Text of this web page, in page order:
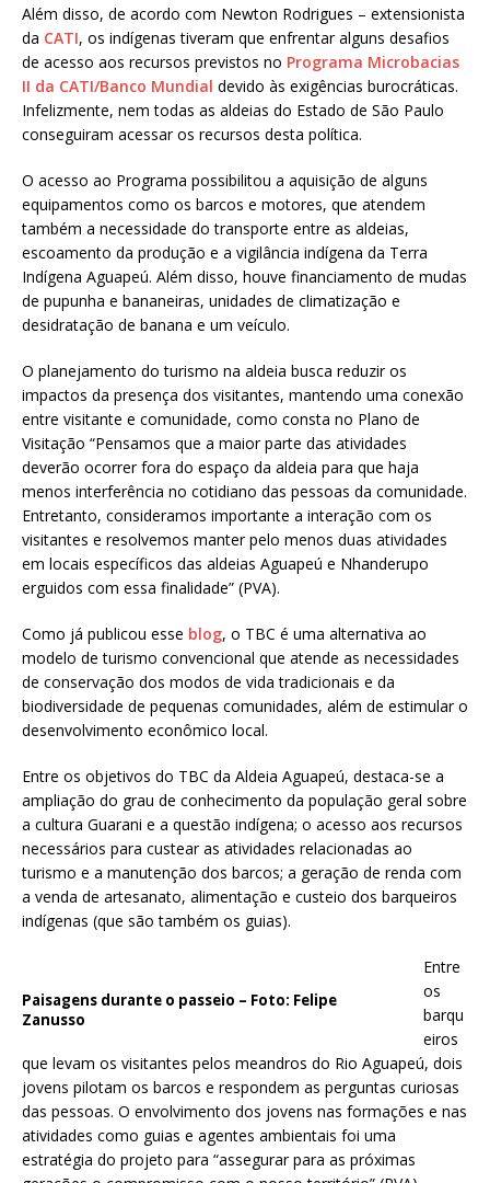
Além disso, de acordo com Newton Rodrigues – extensionista
da CATI, os indígenas tiveram que enfrentar alguns desafios
de acesso aos recursos previstos no Programa Microbacias
II da CATI/Banco Mundial devido às exigências burocráticas.
Infelizmente, nem todas as aldeias do Estado de São Paulo
conseguiram acessar os recursos desta política.
O acesso ao Programa possibilitou a aquisição de alguns
equipamentos como os barcos e motores, que atendem
também a necessidade do transporte entre as aldeias,
escoamento da produção e a vigilância indígena da Terra
Indígena Aguapeú. Além disso, houve financiamento de mudas
de pupunha e bananeiras, unidades de climatização e
desidratação de banana e um veículo.
O planejamento do turismo na aldeia busca reduzir os
impactos da presença dos visitantes, mantendo uma conexão
entre visitante e comunidade, como consta no Plano de
Visitação “Pensamos que a maior parte das atividades
deverão ocorrer fora do espaço da aldeia para que haja
menos interferência no cotidiano das pessoas da comunidade.
Entretanto, consideramos importante a interação com os
visitantes e resolvemos manter pelo menos duas atividades
em locais específicos das aldeias Aguapeú e Nhanderupo
erguidos com essa finalidade” (PVA).
Como já publicou esse blog, o TBC é uma alternativa ao
modelo de turismo convencional que atende as necessidades
de conservação dos modos de vida tradicionais e da
biodiversidade de pequenas comunidades, além de estimular o
desenvolvimento econômico local.
Entre os objetivos do TBC da Aldeia Aguapeú, destaca-se a
ampliação do grau de conhecimento da população geral sobre
a cultura Guarani e a questão indígena; o acesso aos recursos
necessários para custear as atividades relacionadas ao
turismo e a manutenção dos barcos; a geração de renda com
a venda de artesanato, alimentação e custeio dos barqueiros
indígenas (que são também os guias).
Paisagens durante o passeio – Foto: Felipe
Zanusso
Entre
os
barqu
eiros
que levam os visitantes pelos meandros do Rio Aguapeú, dois
jovens pilotam os barcos e respondem as perguntas curiosas
das pessoas. O envolvimento dos jovens nas formações e nas
atividades como guias e agentes ambientais foi uma
estratégia do projeto para “assegurar para as próximas